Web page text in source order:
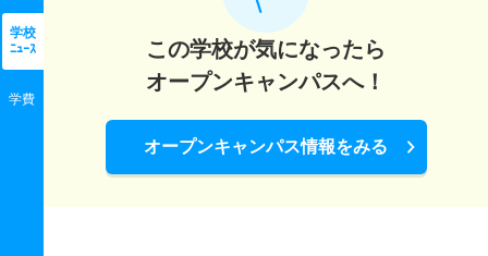
学校
ﾆｭｰｽ
学費
この学校が気になったら
オープンキャンパスへ！
オープンキャンパス情報をみる